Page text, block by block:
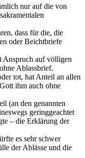
nur auf die von
dass für die, die
oder Beichtbriefe
Anspruch auf völligen
Ablassbrief.
tot, hat Anteil an allen
ihm auch ohne
(an den genannten
geringgeachtet
– die Erklärung der
es sehr schwer
der Ablässe und die